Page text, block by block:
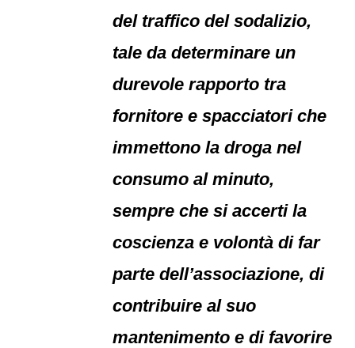
del traffico del sodalizio,
tale da determinare un
durevole rapporto tra
fornitore e spacciatori che
immettono la droga nel
consumo al minuto,
sempre che si accerti la
coscienza e volontà di far
parte dell’associazione, di
contribuire al suo
mantenimento e di favorire